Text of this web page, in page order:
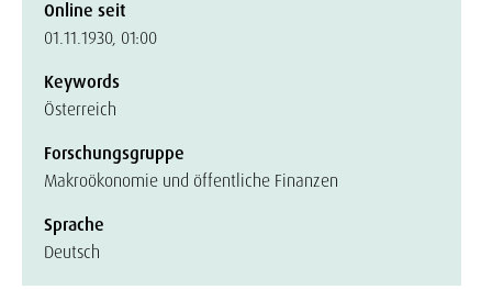
Online seit
01.11.1930, 01:00
Keywords
Österreich
Forschungsgruppe
Makroökonomie und öffentliche Finanzen
Sprache
Deutsch